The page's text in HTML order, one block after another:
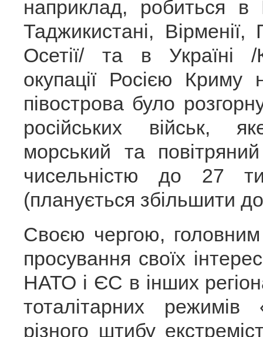
наприклад, робиться в
Таджикистані, Вірменії,
Осетії/ та в Україні
окупації Росією Криму
півострова було
російських військ,
морський та
чисельністю до 27
(планується збільшити
Своєю чергою,
просування своїх
НАТО і ЄС в інших
тоталітарних режимів
різного штибу